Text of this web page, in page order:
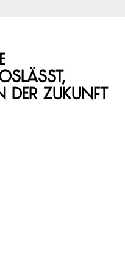
der Zukunft